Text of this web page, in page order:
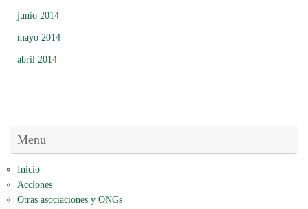
junio 2014
mayo 2014
abril 2014
Menu
Inicio
Acciones
Otras asociaciones y ONGs